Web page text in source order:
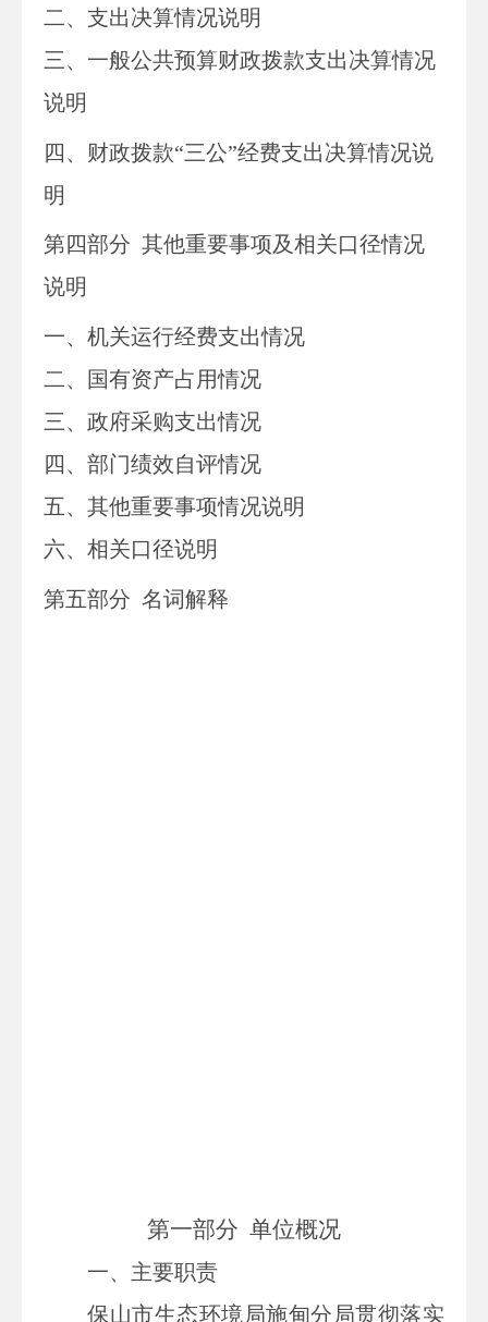
二、支出决算情况说明
三、一般公共预算财政拨款支出决算情况
说明
四、财政拨款“三公”经费支出决算情况说
明
第四部分 其他重要事项及相关口径情况
说明
一、 机关运行经费支出情况
二、
国有资产占用情况
三、 政府采购支出情况
四、 部门绩效自评情况
五、 其他重要事项情况说明
六、相关口径说明
第五部分 名词解释
第一部分 单位概况
一、主要职责
保山市生态环境局施甸分局贯彻落实